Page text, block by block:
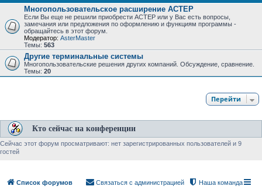
Многопользовательское расширение АСТЕР
Если Вы еще не решили приобрести АСТЕР или у Вас есть вопросы,
замечания или предложения по оформлению и функциям программы -
обращайтесь в этот форум.
Модератор: AsterMaster
Темы: 563
Другие терминальные системы
Многопользовательские решения других компаний. Обсуждение, сравнение.
Темы: 20
Перейти
Кто сейчас на конференции
Сейчас этот форум просматривают: нет зарегистрированных пользователей и 9
гостей
Список форумов Наша команда
Связаться с администрацией